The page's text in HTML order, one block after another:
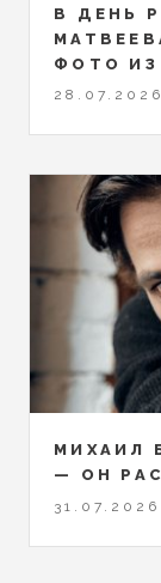
В ДЕНЬ
ФОТО ИЗ
28.07.2026
МИХАИЛ
— ОН
31.07.2026